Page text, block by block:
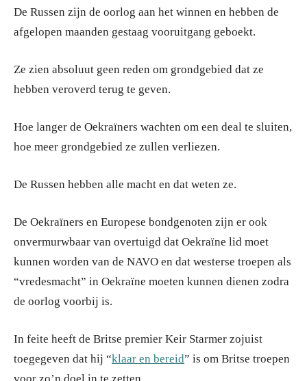
De Russen zijn de oorlog aan het winnen en hebben de
afgelopen maanden gestaag vooruitgang geboekt.
Ze zien absoluut geen reden om grondgebied dat ze
hebben veroverd terug te geven.
Hoe langer de Oekraïners wachten om een deal te sluiten,
hoe meer grondgebied ze zullen verliezen.
De Russen hebben alle macht en dat weten ze.
De Oekraïners en Europese bondgenoten zijn er ook
onvermurwbaar van overtuigd dat Oekraïne lid moet
kunnen worden van de NAVO en dat westerse troepen als
“vredesmacht” in Oekraïne moeten kunnen dienen zodra
de oorlog voorbij is.
In feite heeft de Britse premier Keir Starmer zojuist
toegegeven dat hij “klaar en bereid” is om Britse troepen
voor zo’n doel in te zetten…